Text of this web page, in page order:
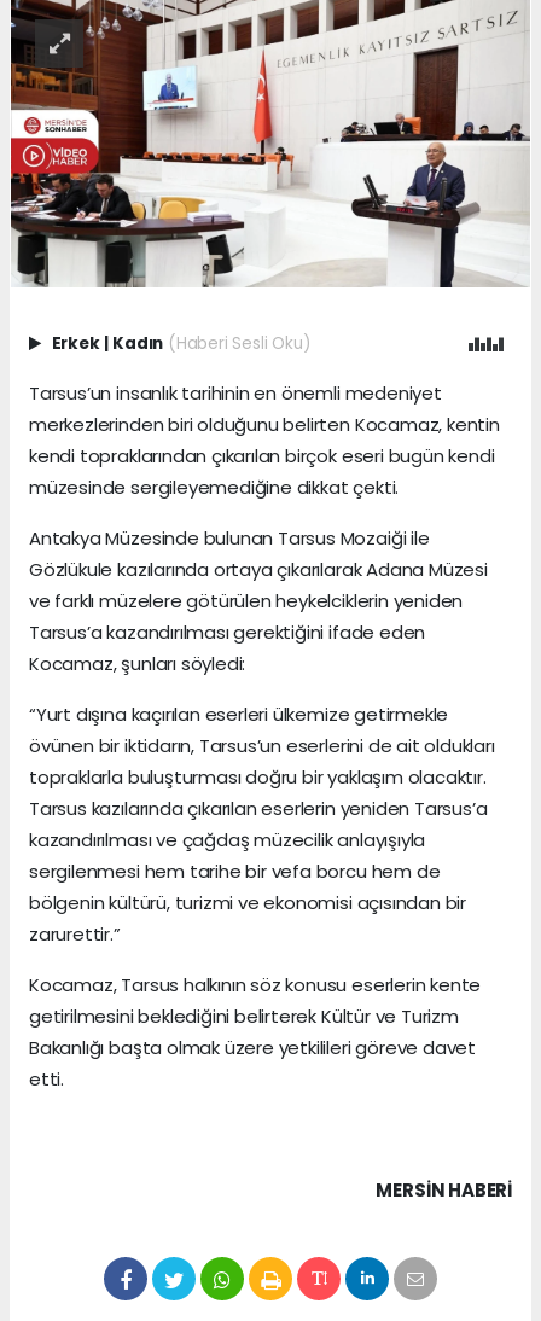
Erkek | Kadın (Haberi Sesli Oku)
Tarsus’un insanlık tarihinin en önemli medeniyet
merkezlerinden biri olduğunu belirten Kocamaz, kentin
kendi topraklarından çıkarılan birçok eseri bugün kendi
müzesinde sergileyemediğine dikkat çekti.
Antakya Müzesinde bulunan Tarsus Mozaiği ile
Gözlükule kazılarında ortaya çıkarılarak Adana Müzesi
ve farklı müzelere götürülen heykelciklerin yeniden
Tarsus’a kazandırılması gerektiğini ifade eden
Kocamaz, şunları söyledi:
“Yurt dışına kaçırılan eserleri ülkemize getirmekle
övünen bir iktidarın, Tarsus’un eserlerini de ait oldukları
topraklarla buluşturması doğru bir yaklaşım olacaktır.
Tarsus kazılarında çıkarılan eserlerin yeniden Tarsus’a
kazandırılması ve çağdaş müzecilik anlayışıyla
sergilenmesi hem tarihe bir vefa borcu hem de
bölgenin kültürü, turizmi ve ekonomisi açısından bir
zarurettir.”
Kocamaz, Tarsus halkının söz konusu eserlerin kente
getirilmesini beklediğini belirterek Kültür ve Turizm
Bakanlığı başta olmak üzere yetkilileri göreve davet
etti.
MERSIN HABERİ